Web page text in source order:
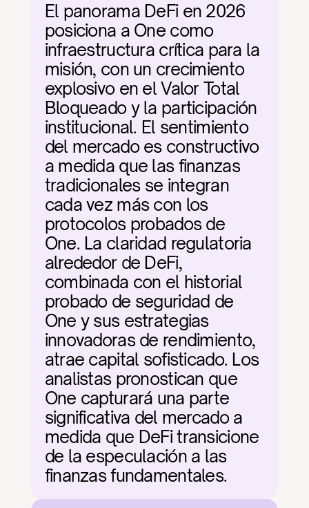
El panorama DeFi en 2026
posiciona a One como
infraestructura crítica para la
misión, con un crecimiento
explosivo en el Valor Total
Bloqueado y la participación
institucional. El sentimiento
del mercado es constructivo
a medida que las finanzas
tradicionales se integran
cada vez más con los
protocolos probados de
One. La claridad regulatoria
alrededor de DeFi,
combinada con el historial
probado de seguridad de
One y sus estrategias
innovadoras de rendimiento,
atrae capital sofisticado. Los
analistas pronostican que
One capturará una parte
significativa del mercado a
medida que DeFi transicione
de la especulación a las
finanzas fundamentales.